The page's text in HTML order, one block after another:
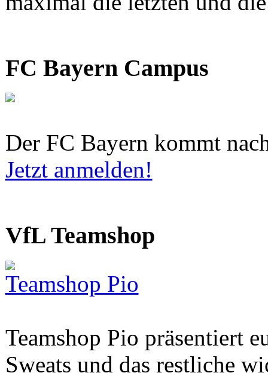
FC Bayern Campus
Der FC Bayern kommt
Jetzt anmelden!
VfL Teamshop
Teamshop Pio
Teamshop Pio präsentiert
Sweats und das restliche